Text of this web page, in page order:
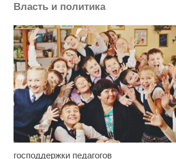
Власть и политика
господдержки педагоговРолик длится несколько секунд,